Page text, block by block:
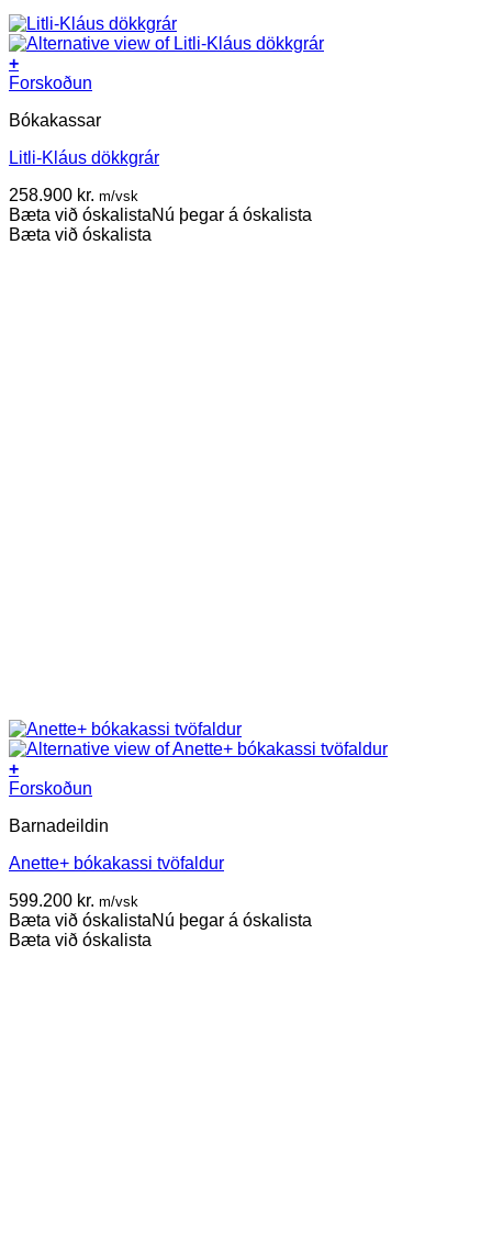
+
Forskoðun
Bókakassar
Litli-Kláus dökkgrár
258.900 kr. m/vsk
Bæta við óskalistaNú þegar á óskalista
Bæta við óskalista
+
Forskoðun
Barnadeildin
Anette+ bókakassi tvöfaldur
599.200 kr. m/vsk
Bæta við óskalistaNú þegar á óskalista
Bæta við óskalista